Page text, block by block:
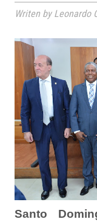
Writen by Leonardo
Santo